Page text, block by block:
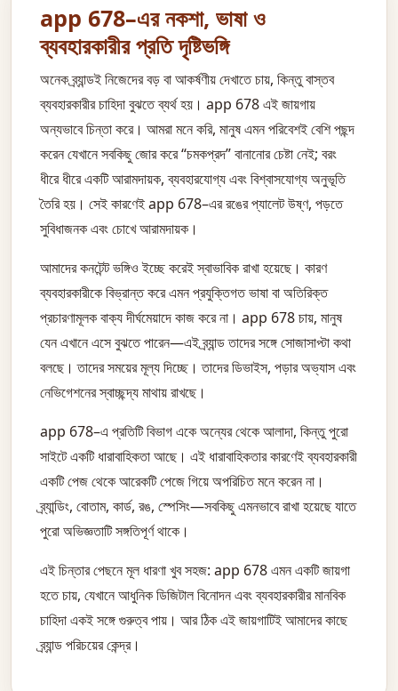
app 678–এর নকশা, ভাষা ও
ব্যবহারকারীর প্রতি দৃষ্টিভঙ্গি
অনেক ব্র্যান্ডই নিজেদের বড় বা আকর্ষণীয় দেখাতে চায়, কিন্তু বাস্তব
ব্যবহারকারীর চাহিদা বুঝতে ব্যর্থ হয়। app 678 এই জায়গায়
অন্যভাবে চিন্তা করে। আমরা মনে করি, মানুষ এমন পরিবেশই বেশি পছন্দ
করেন যেখানে সবকিছু জোর করে “চমকপ্রদ” বানানোর চেষ্টা নেই; বরং
ধীরে ধীরে একটি আরামদায়ক, ব্যবহারযোগ্য এবং বিশ্বাসযোগ্য অনুভূতি
তৈরি হয়। সেই কারণেই app 678–এর রঙের প্যালেট উষ্ণ, পড়তে
সুবিধাজনক এবং চোখে আরামদায়ক।
আমাদের কনটেন্ট ভঙ্গিও ইচ্ছে করেই স্বাভাবিক রাখা হয়েছে। কারণ
ব্যবহারকারীকে বিভ্রান্ত করে এমন প্রযুক্তিগত ভাষা বা অতিরিক্ত
প্রচারণামূলক বাক্য দীর্ঘমেয়াদে কাজ করে না। app 678 চায়, মানুষ
যেন এখানে এসে বুঝতে পারেন—এই ব্র্যান্ড তাদের সঙ্গে সোজাসাপ্টা কথা
বলছে। তাদের সময়ের মূল্য দিচ্ছে। তাদের ডিভাইস, পড়ার অভ্যাস এবং
নেভিগেশনের স্বাচ্ছন্দ্য মাথায় রাখছে।
app 678–এ প্রতিটি বিভাগ একে অন্যের থেকে আলাদা, কিন্তু পুরো
সাইটে একটি ধারাবাহিকতা আছে। এই ধারাবাহিকতার কারণেই ব্যবহারকারী
একটি পেজ থেকে আরেকটি পেজে গিয়ে অপরিচিত মনে করেন না।
ব্র্যান্ডিং, বোতাম, কার্ড, রঙ, স্পেসিং—সবকিছু এমনভাবে রাখা হয়েছে যাতে
পুরো অভিজ্ঞতাটি সঙ্গতিপূর্ণ থাকে।
এই চিন্তার পেছনে মূল ধারণা খুব সহজ: app 678 এমন একটি জায়গা
হতে চায়, যেখানে আধুনিক ডিজিটাল বিনোদন এবং ব্যবহারকারীর মানবিক
চাহিদা একই সঙ্গে গুরুত্ব পায়। আর ঠিক এই জায়গাটিই আমাদের কাছে
ব্র্যান্ড পরিচয়ের কেন্দ্র।